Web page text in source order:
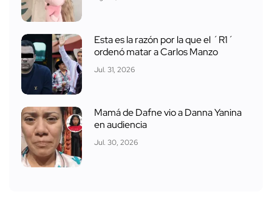
Esta es la razón por la que el ´R1´
ordenó matar a Carlos Manzo
Jul. 31, 2026
Mamá de Dafne vio a Danna Yanina
en audiencia
Jul. 30, 2026